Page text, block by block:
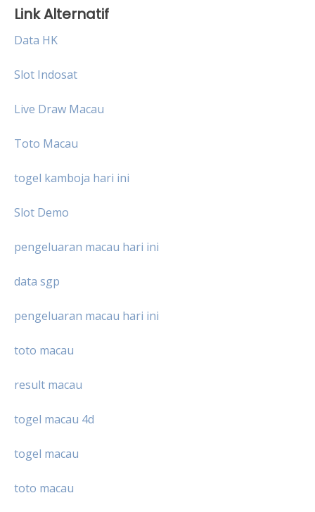
Link Alternatif
Data HK
Slot Indosat
Live Draw Macau
Toto Macau
togel kamboja hari ini
Slot Demo
pengeluaran macau hari ini
data sgp
pengeluaran macau hari ini
toto macau
result macau
togel macau 4d
togel macau
toto macau